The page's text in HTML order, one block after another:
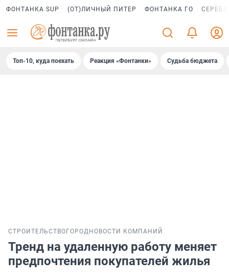
ФОНТАНКА SUP (ОТ)ЛИЧНЫЙ ПИТЕР ФОНТАНКА ГО
Топ-10, куда поехать Реакция «Фонтанки» Судьба бюджета
СТРОИТЕЛЬСТВО ГОРОД НОВОСТИ КОМПАНИЙ
Тренд на удаленную работу меняет
предпочтения покупателей жилья